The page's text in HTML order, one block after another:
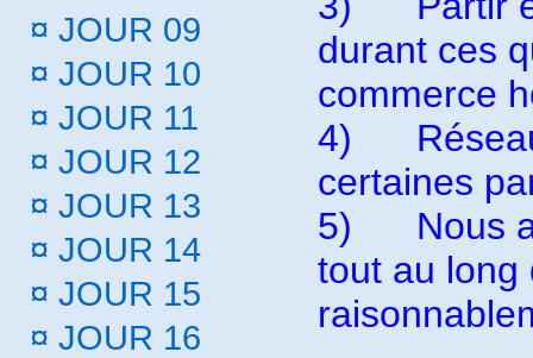
¤ JOUR 09
¤ JOUR 10
¤ JOUR 11
¤ JOUR 12
¤ JOUR 13
¤ JOUR 14
¤ JOUR 15
¤ JOUR 16
durant ces
commerce
4)
certaines
5) Nous
tout au long